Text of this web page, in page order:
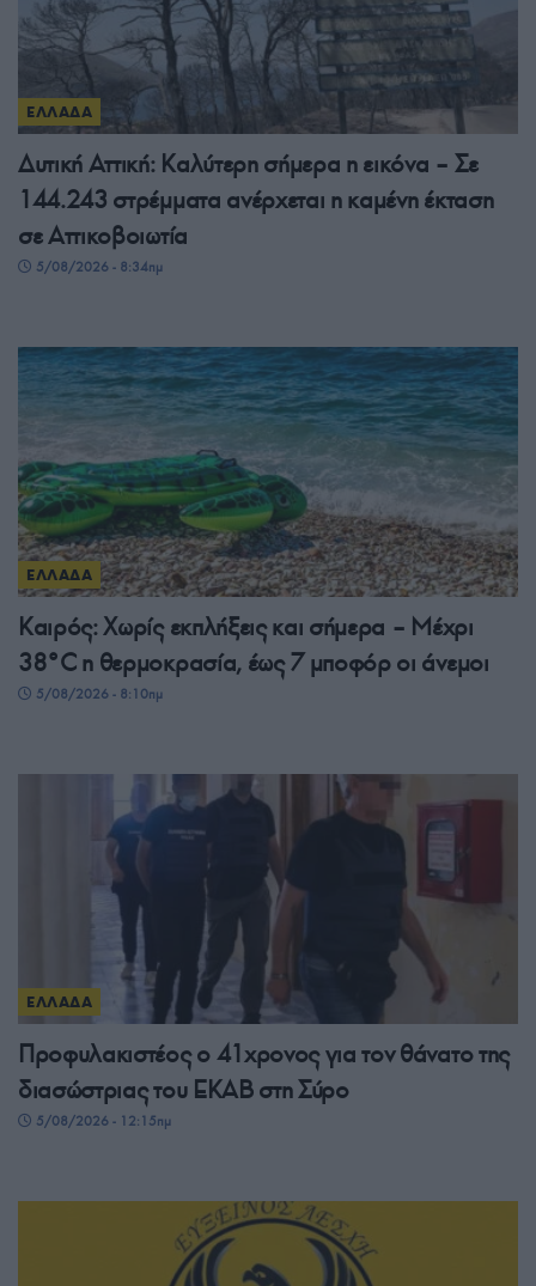
ΕΛΛΑΔΑ
Δυτική Αττική: Καλύτερη σήμερα η εικόνα – Σε
144.243 στρέμματα ανέρχεται η καμένη έκταση
σε Αττικοβοιωτία
5/08/2026 - 8:34πμ
ΕΛΛΑΔΑ
Καιρός: Χωρίς εκπλήξεις και σήμερα – Μέχρι
38°C η θερμοκρασία, έως 7 μποφόρ οι άνεμοι
5/08/2026 - 8:10πμ
ΕΛΛΑΔΑ
Προφυλακιστέος ο 41χρονος για τον θάνατο της
διασώστριας του ΕΚΑΒ στη Σύρο
5/08/2026 - 12:15πμ